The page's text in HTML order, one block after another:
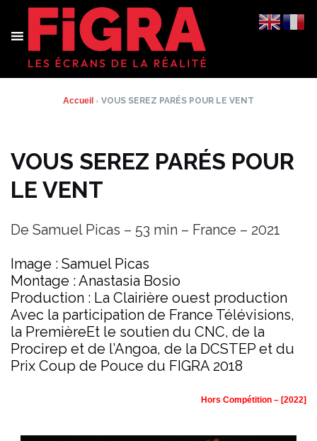
contenu
Accueil › VOUS SEREZ PARÉS POUR LE VENT
VOUS SEREZ PARÉS POUR
LE VENT
De Samuel Picas – 53 min – France – 2021
Image : Samuel Picas
Montage : Anastasia Bosio
Production : La Clairière ouest production
Avec la participation de France Télévisions,
la PremièreEt le soutien du CNC, de la
Procirep et de l’Angoa, de la DCSTEP et du
Prix Coup de Pouce du FIGRA 2018
Hors Compétition – [2022]